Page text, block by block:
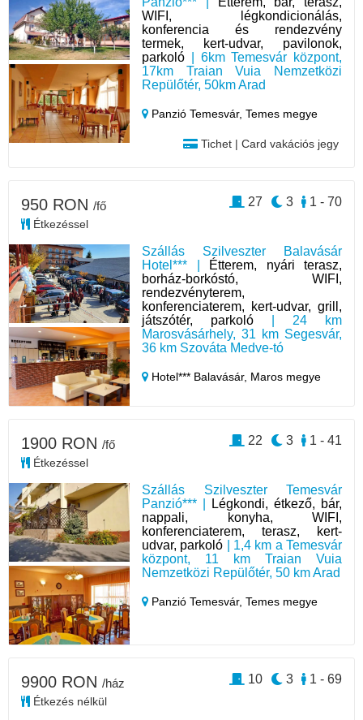
WIFI, légkondicionálás,
konferencia és rendezvény
termek, kert-udvar, pavilonok,
parkoló | 6km Temesvár központ,
17km Traian Vuia Nemzetközi
Repülőtér, 50km Arad
Panzió Temesvár,Temes megye
Tichet | Card vakációs jegy
Szállás Szilveszter Balavásár
Hotel*** |
Étterem, nyári terasz,
borház-borkóstó, WIFI,
rendezvényterem,
konferenciaterem, kert-udvar, grill,
játszótér, parkoló | 24 km
Marosvásárhely, 31 km Segesvár,
36 km Szováta Medve-tó
Hotel*** Balavásár, Maros megye
950 RON /fő
Étkezéssel
1 - 70
3
27
Szállás Szilveszter Temesvár
Panzió*** |
Légkondi, étkező, bár,
nappali, konyha, WIFI,
konferenciaterem, terasz, kert-
udvar, parkoló | 1,4 km a Temesvár
központ, 11 km Traian Vuia
Nemzetközi Repülőtér, 50 km Arad
Panzió Temesvár,Temes megye
1900 RON /fő
Étkezéssel
1 - 41
3
22
9900 RON /ház
Étkezés nélkül
1 - 69
3
10